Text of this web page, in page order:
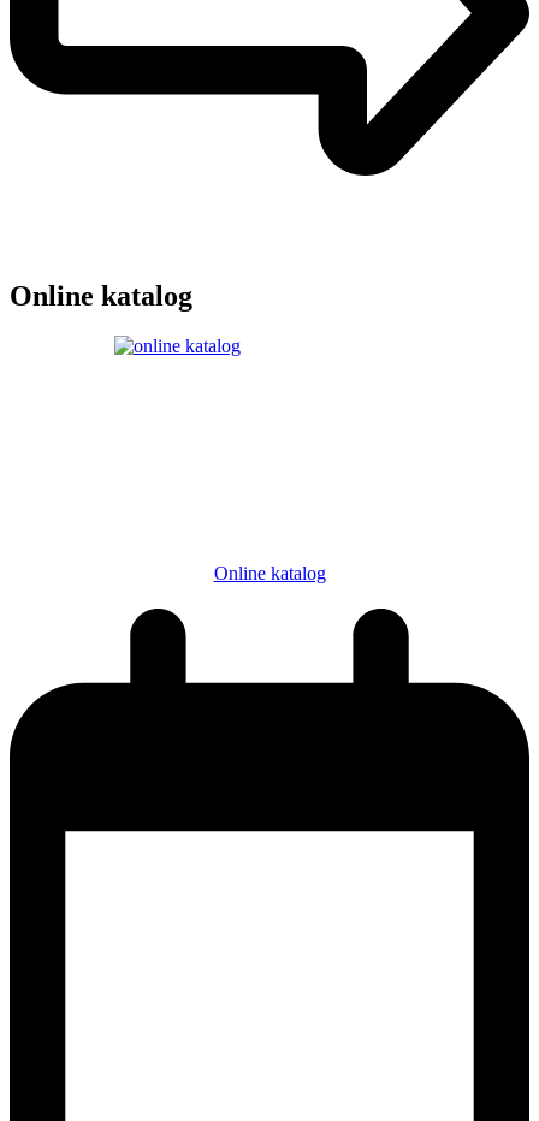
Online katalog
Online katalog